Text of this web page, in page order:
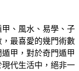
、風水、易學、子
最喜愛的幾門術數
甲，對於奇門遁甲
代生活中，絕非一